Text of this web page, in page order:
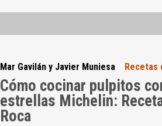
Mar Gavilán y Javier Muniesa Recetas
Cómo cocinar pulpitos
estrellas Michelin:
Roca